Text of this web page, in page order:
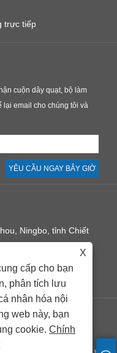
X
cấp cho bạn
phân tích lưu
nhân hóa nội
web này, bạn
cookie.Chính
trực tiếp
cuộn dây quạt, bộ làm
lại email cho chúng tôi và
Ningbo, tỉnh Chiết
Chính sách bảo mật